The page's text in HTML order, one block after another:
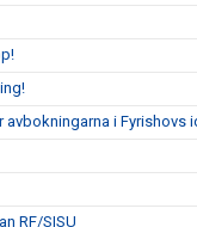
i Fyrishovs
RF/SISU